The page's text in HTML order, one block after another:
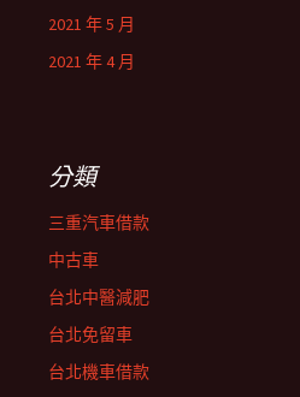
2021 年 5 月
2021 年 4 月
分類
三重汽車借款
中古車
台北中醫減肥
台北免留車
台北機車借款